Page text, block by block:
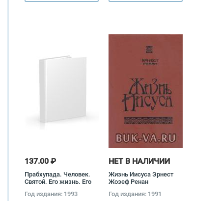
137.00 ₽
Прабхупада. Человек.
Святой. Его жизнь. Его
дас Госвами
Год издания: 1993
НЕТ В НАЛИЧИИ
Жизнь Иисуса Эрнест
Жозеф Ренан
Год издания: 1991